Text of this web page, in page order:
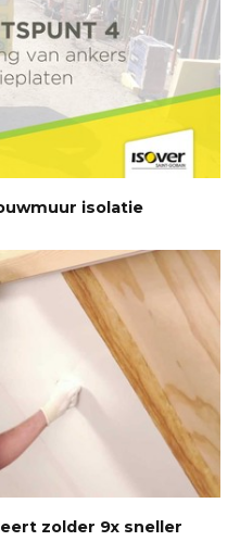
isolatie
zolder 9x sneller